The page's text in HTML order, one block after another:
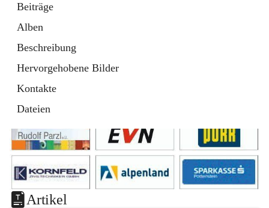
Beiträge
Alben
Beschreibung
Hervorgehobene Bilder
Kontakte
Dateien
Festival Sponsoren
Artikel